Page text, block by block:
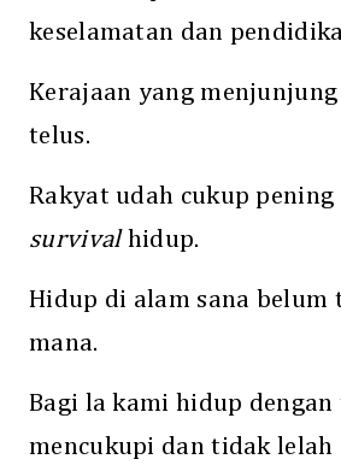
keselamatan dan
Kerajaan yang
telus.
Rakyat udah cukup
survivalhidup.
Hidup di alam sana belum
mana.
Bagi la kami hidup dengan
mencukupi dan tidak lelah